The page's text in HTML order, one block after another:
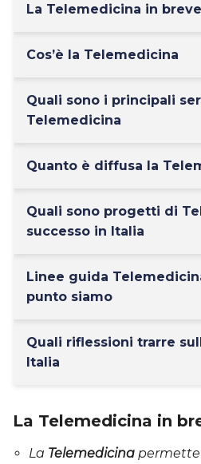
La Telemedicina in breve
Cos’è la Telemedicina
Quali sono i principali
Telemedicina
Quanto è diffusa la
Quali sono progetti di
successo in Italia
Linee guida
punto siamo
Quali riflessioni trarre
Italia
La Telemedicina in
La Telemedicina permette